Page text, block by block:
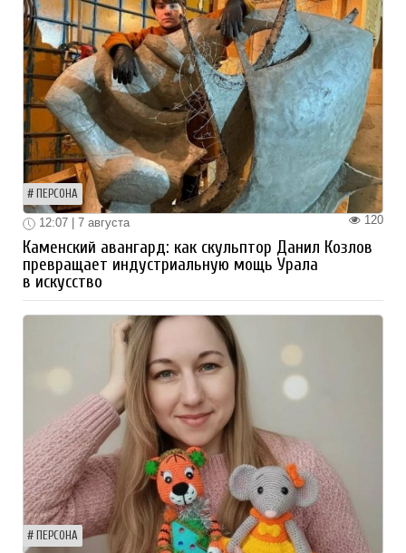
ПЕРСОНА
120
12:07 | 7 августа
Каменский авангард: как скульптор Данил Козлов
превращает индустриальную мощь Урала
в искусство
ПЕРСОНА